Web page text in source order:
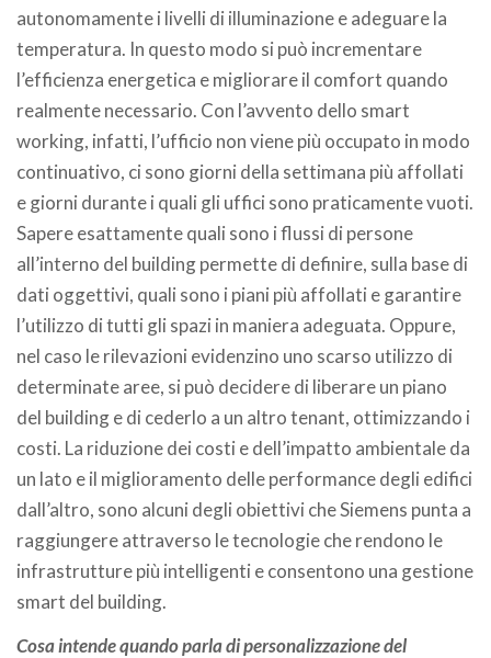
autonomamente i livelli di illuminazione e adeguare la
temperatura. In questo modo si può incrementare
l’efficienza energetica e migliorare il comfort quando
realmente necessario. Con l’avvento dello smart
working, infatti, l’ufficio non viene più occupato in modo
continuativo, ci sono giorni della settimana più affollati
e giorni durante i quali gli uffici sono praticamente vuoti.
Sapere esattamente quali sono i flussi di persone
all’interno del building permette di definire, sulla base di
dati oggettivi, quali sono i piani più affollati e garantire
l’utilizzo di tutti gli spazi in maniera adeguata. Oppure,
nel caso le rilevazioni evidenzino uno scarso utilizzo di
determinate aree, si può decidere di liberare un piano
del building e di cederlo a un altro tenant, ottimizzando i
costi. La riduzione dei costi e dell’impatto ambientale da
un lato e il miglioramento delle performance degli edifici
dall’altro, sono alcuni degli obiettivi che Siemens punta a
raggiungere attraverso le tecnologie che rendono le
infrastrutture più intelligenti e consentono una gestione
smart del building.
Cosa intende quando parla di personalizzazione del